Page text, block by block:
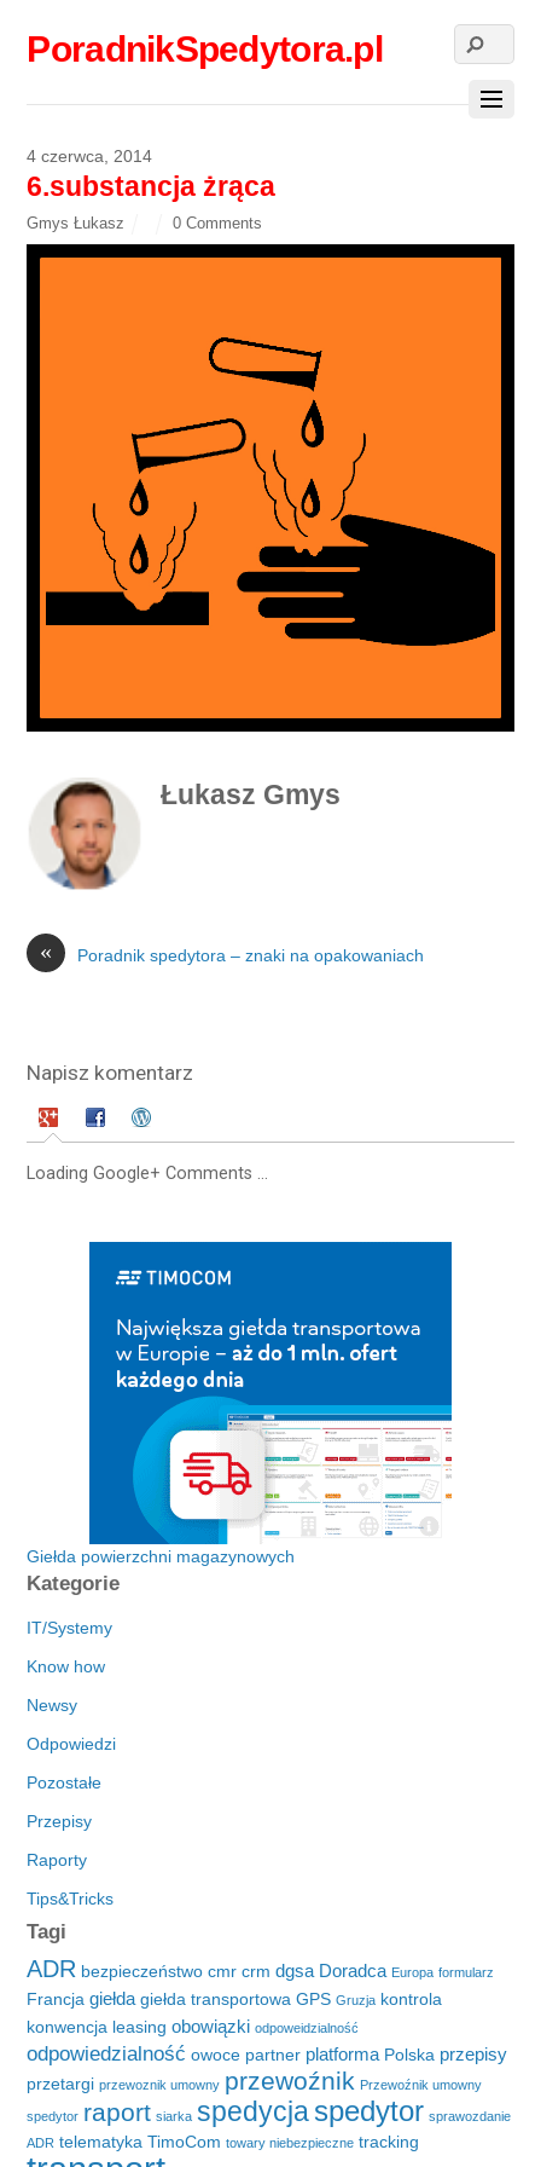
PoradnikSpedytora.pl
4 czerwca, 2014
6.substancja żrąca
Gmys Łukasz 0 Comments
Łukasz Gmys
« Poradnik spedytora – znaki na opakowaniach
Napisz komentarz
Loading Google+ Comments ...
Giełda powierzchni magazynowych
Kategorie
IT/Systemy
Know how
Newsy
Odpowiedzi
Pozostałe
Przepisy
Raporty
Tips&Tricks
Tagi
ADR bezpieczeństwo cmr crm dgsa Doradca Europa formularz
Francja giełda giełda transportowa GPS Gruzja kontrola
konwencja leasing obowiązki odpoweidzialność
odpowiedzialność owoce partner platforma Polska przepisy
przetargi przewoznik umowny przewoźnik Przewoźnik umowny
spedytor raport siarka spedycjaspedytor sprawozdanie
ADR telematyka TimoCom towary niebezpieczne tracking